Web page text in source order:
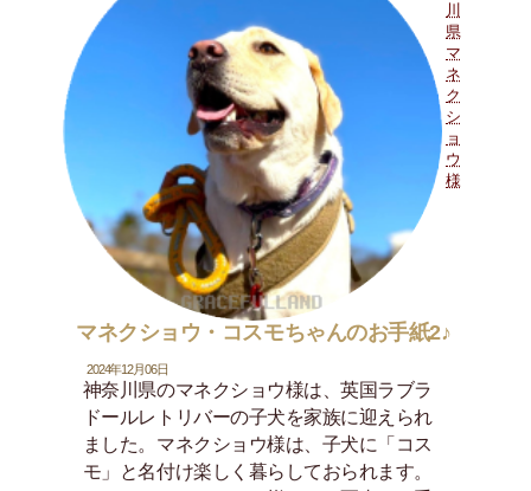
川
県
マ
ネ
ク
シ
ョ
ウ
様
マネクショウ・コスモちゃんのお手紙2♪
2024年12月06日
神奈川県のマネクショウ様は、英国ラブラ
ドールレトリバーの子犬を家族に迎えられ
ました。マネクショウ様は、子犬に「コス
モ」と名付け楽しく暮らしておられます。